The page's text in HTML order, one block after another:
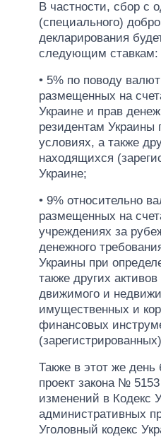
В частности, сбор с
(специального)
декларирования
следующим ставкам:
• 5% по поводу
размещенных на
Украине и прав
резидентам Украины
условиях, а также
находящихся
Украине;
• 9% относительно
размещенных на
учреждениях за
денежного
Украины при
также других
движимого и
имущественных и
финансовых
Также в этот же день
проект закона №
изменений в Кодекс
административных
Уголовный кодекс